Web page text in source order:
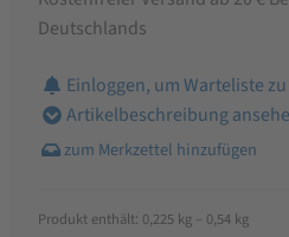
Deutschlands
Einloggen, um Warteliste
Artikelbeschreibung
Produkt enthält: 0,225 kg – 0,54 kg